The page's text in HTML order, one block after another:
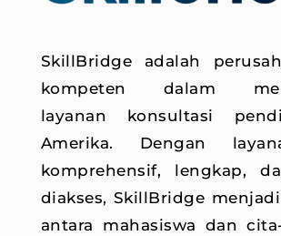
SkillBridge adalah
kompeten dalam
layanan konsultasi
Amerika. Dengan
komprehensif, lengkap,
diakses, SkillBridge
antara mahasiswa dan